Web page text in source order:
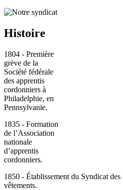
Histoire
1804 - Première
grève de la
Société fédérale
des apprentis
cordonniers à
Philadelphie, en
Pennsylvanie.
1835 - Formation
de l’Association
nationale
d’apprentis
cordonniers.
1850 - Établissement du Syndicat des
vêtements.